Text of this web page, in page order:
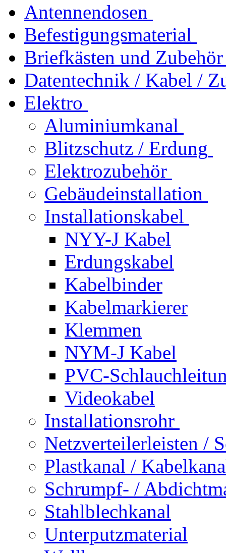
Antennendosen
Befestigungsmaterial
Briefkästen und Zubehör
Datentechnik / Kabel /
Elektro
Aluminiumkanal
Blitzschutz / Erdung
Elektrozubehör
Gebäudeinstallation
Installationskabel
NYY-J Kabel
Erdungskabel
Kabelbinder
Kabelmarkierer
Klemmen
NYM-J Kabel
PVC-
Videokabel
Installationsrohr
Netzverteilerleisten /
Plastkanal /
Schrumpf- /
Stahlblechkanal
Unterputzmaterial